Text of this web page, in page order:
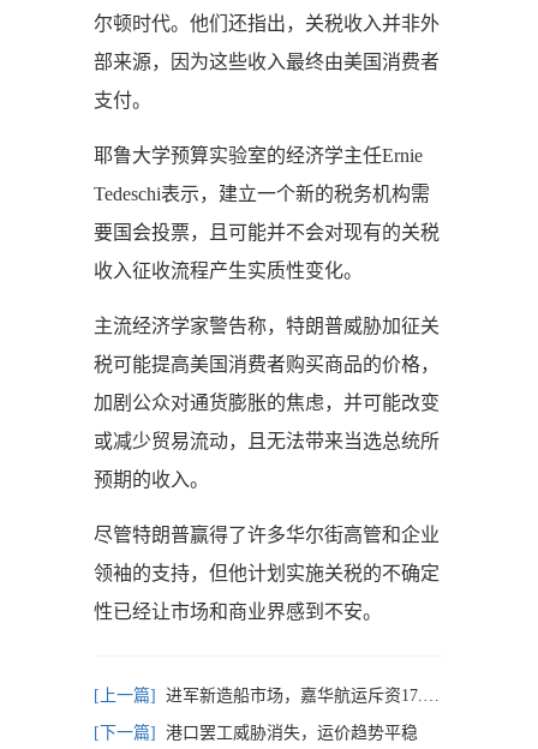
尔顿时代。他们还指出，关税收入并非外
部来源，因为这些收入最终由美国消费者
支付。
耶鲁大学预算实验室的经济学主任Ernie
Tedeschi表示，建立一个新的税务机构需
要国会投票，且可能并不会对现有的关税
收入征收流程产生实质性变化。
主流经济学家警告称，特朗普威胁加征关
税可能提高美国消费者购买商品的价格，
加剧公众对通货膨胀的焦虑，并可能改变
或减少贸易流动，且无法带来当选总统所
预期的收入。
尽管特朗普赢得了许多华尔街高管和企业
领袖的支持，但他计划实施关税的不确定
性已经让市场和商业界感到不安。
进军新造船市场，嘉华航运斥资17.6亿元造船
港口罢工威胁消失，运价趋势平稳